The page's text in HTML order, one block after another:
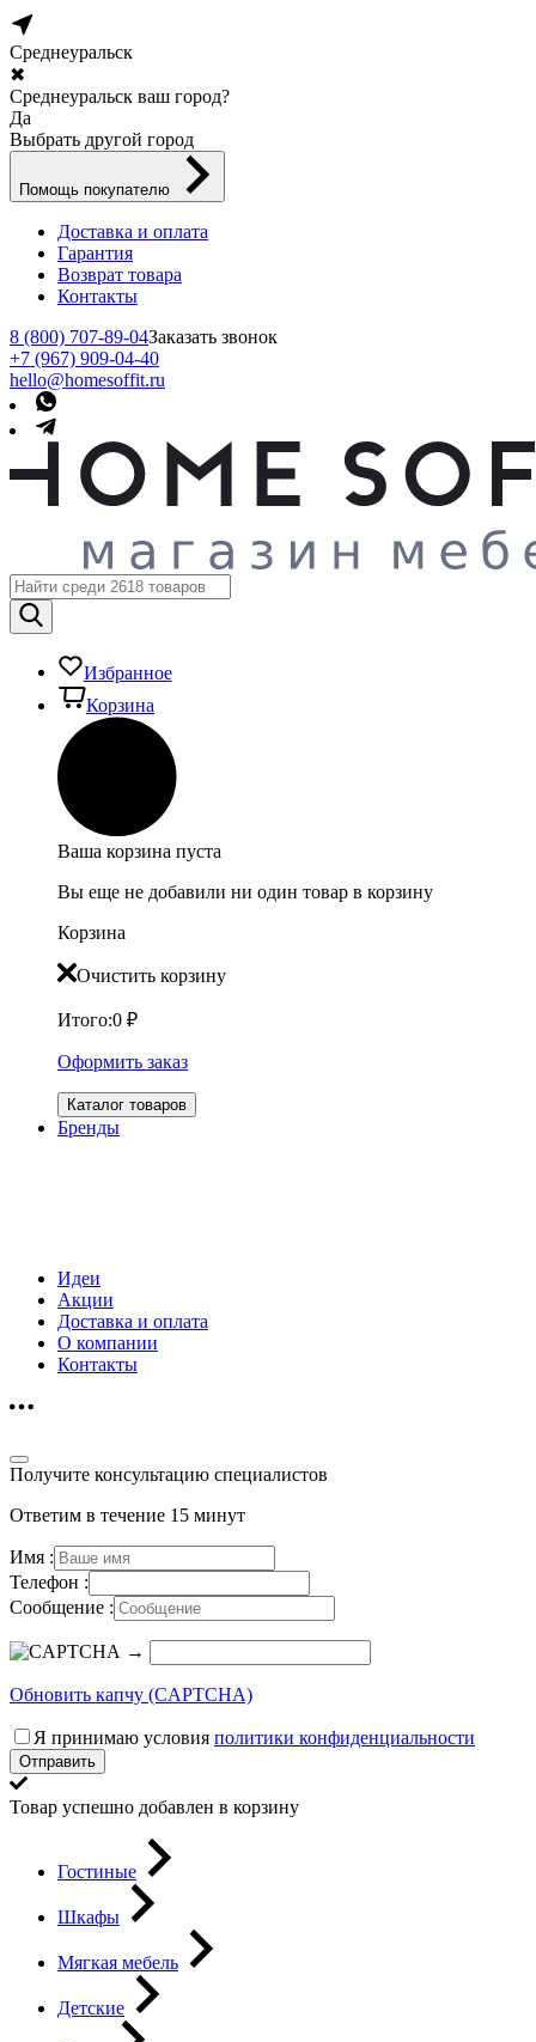
Среднеуральск
✖
Среднеуральск ваш город?
Да
Выбрать другой город
Помощь покупателю
Доставка и оплата
Гарантия
Возврат товара
Контакты
8 (800) 707-89-04Заказать звонок
+7 (967) 909-04-40
hello@homesoffit.ru
Избранное
Корзина
Ваша корзина пуста
Вы еще не добавили ни один товар в корзину
Корзина
Очистить корзину
Итого:0 ₽
Оформить заказ
Каталог товаров
Бренды
Идеи
Акции
Доставка и оплата
О компании
Контакты
Получите консультацию специалистов
Ответим в течение 15 минут
Имя :
Телефон :
Сообщение :
→
Обновить капчу (CAPTCHA)
Я принимаю условия политики конфиденциальности
Отправить
Товар успешно добавлен в корзину
Гостиные
Шкафы
Мягкая мебель
Детские